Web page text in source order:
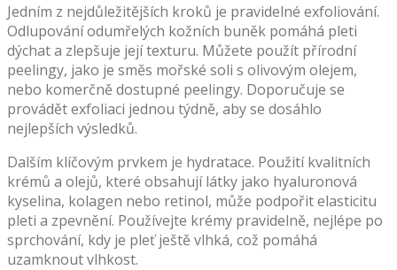
Jedním z nejdůležitějších kroků je pravidelné exfoliování.
Odlupování odumřelých kožních buněk pomáhá pleti
dýchat a zlepšuje její texturu. Můžete použít přírodní
peelingy, jako je směs mořské soli s olivovým olejem,
nebo komerčně dostupné peelingy. Doporučuje se
provádět exfoliaci jednou týdně, aby se dosáhlo
nejlepších výsledků.
Dalším klíčovým prvkem je hydratace. Použití kvalitních
krémů a olejů, které obsahují látky jako hyaluronová
kyselina, kolagen nebo retinol, může podpořit elasticitu
pleti a zpevnění. Používejte krémy pravidelně, nejlépe po
sprchování, kdy je pleť ještě vlhká, což pomáhá
uzamknout vlhkost.